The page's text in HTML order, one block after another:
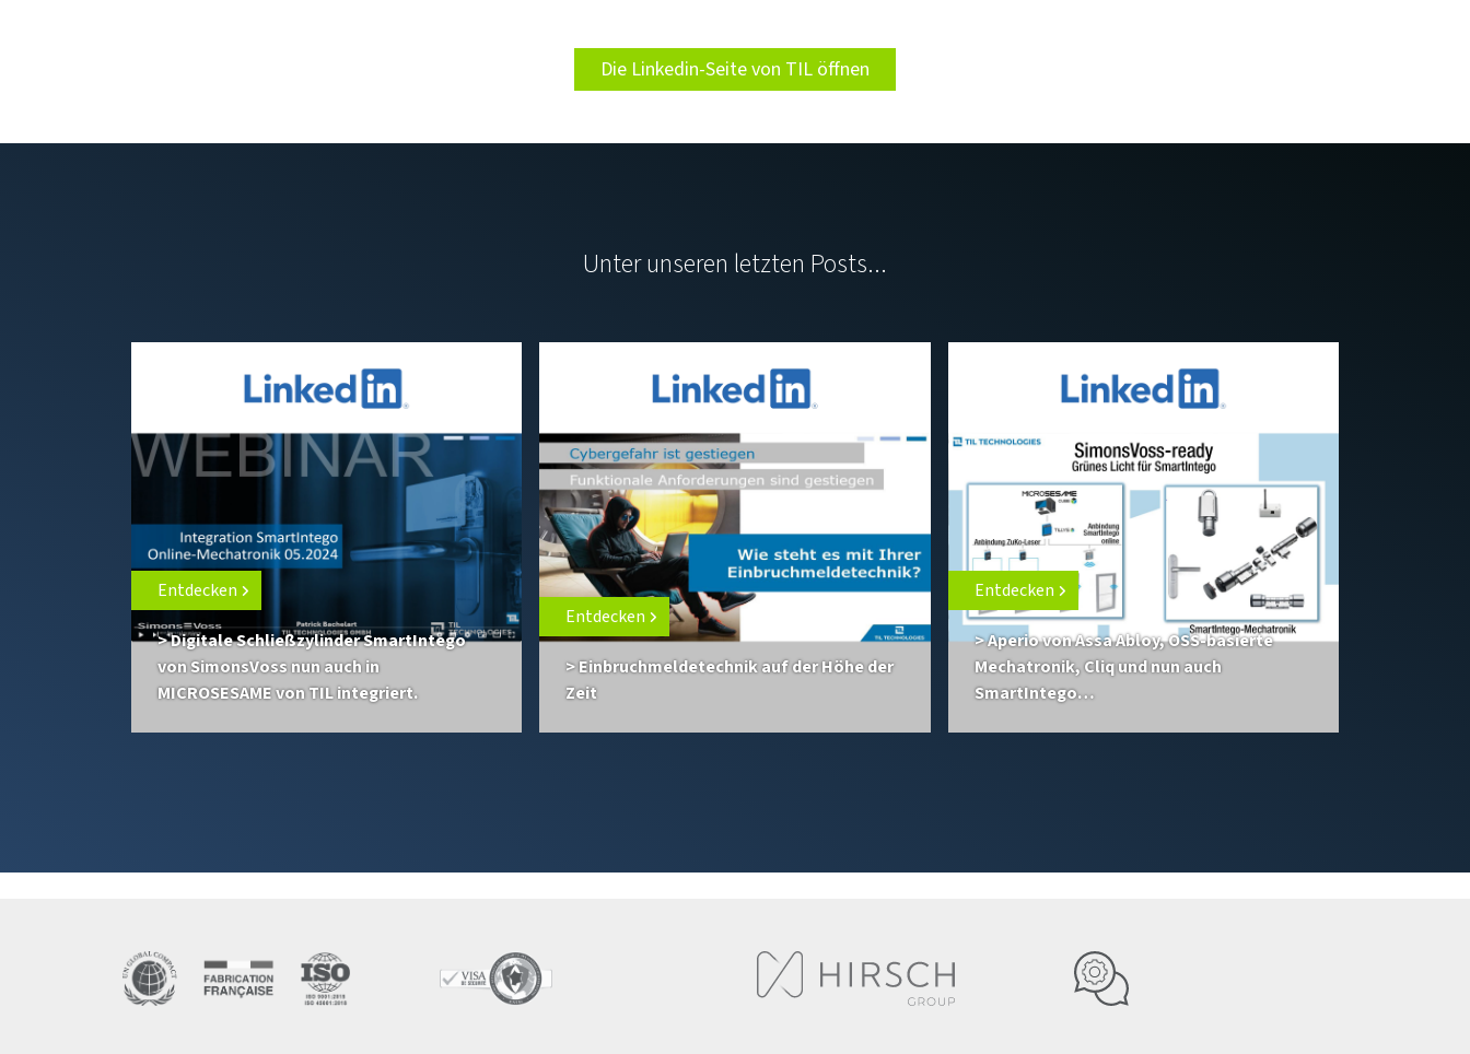
Die Linkedin-Seite von TIL öffnen
Unter unseren letzten Posts...
Entdecken
> Digitale Schließzylinder SmartIntego
von SimonsVoss nun auch in
MICROSESAME von TIL integriert.
Entdecken
> Einbruchmeldetechnik auf der Höhe der
Zeit
Entdecken
> Aperio von Assa Abloy, OSS-basierte
Mechatronik, Cliq und nun auch
SmartIntego…